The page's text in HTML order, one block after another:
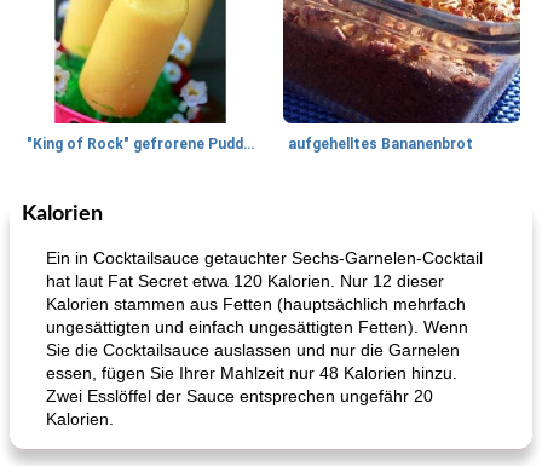
"King of Rock" gefrorene Pudding Pops aufgehelltes Bananenbrot
Mittagessen / Snacks
Hühnchen, Süßkartoffelsuppe Bananen-Sahne-Torte mit Schokoladenglasur
Kalorien
Ein in Cocktailsauce getauchter Sechs-Garnelen-Cocktail
hat laut Fat Secret etwa 120 Kalorien. Nur 12 dieser
Kalorien stammen aus Fetten (hauptsächlich mehrfach
ungesättigten und einfach ungesättigten Fetten). Wenn
Sie die Cocktailsauce auslassen und nur die Garnelen
essen, fügen Sie Ihrer Mahlzeit nur 48 Kalorien hinzu.
Zwei Esslöffel der Sauce entsprechen ungefähr 20
Kalorien.